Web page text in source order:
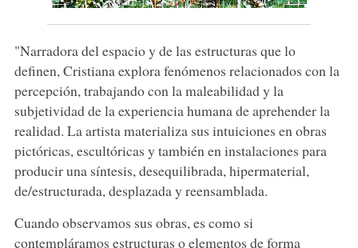
"Narradora del espacio y de las estructuras que lo
definen, Cristiana explora fenómenos relacionados con la
percepción, trabajando con la maleabilidad y la
subjetividad de la experiencia humana de aprehender la
realidad. La artista materializa sus intuiciones en obras
pictóricas, escultóricas y también en instalaciones para
producir una síntesis, desequilibrada, hipermaterial,
de/estructurada, desplazada y reensamblada.
Cuando observamos sus obras, es como si
contempláramos estructuras o elementos de forma